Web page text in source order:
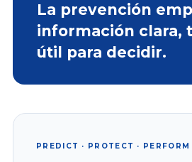
La prevención
información clara,
útil para decidir.
PREDICT · PROTECT · PERFORM